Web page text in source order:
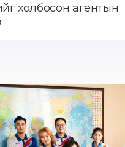
холбосон агентын